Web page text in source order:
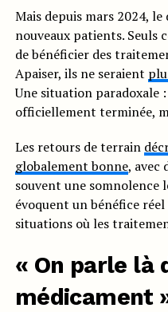
Mais depuis mars 2024,
nouveaux patients. Seuls
de bénéficier des
Apaiser, ils ne seraient
Une situation paradoxale
officiellement terminée,
Les retours de terrain
globalement bonne, avec
souvent une somnolence
évoquent un bénéfice
situations où les
« On parle là
médicament